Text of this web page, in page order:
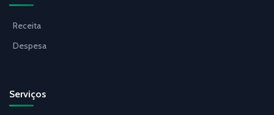
Receita
Despesa
Serviços